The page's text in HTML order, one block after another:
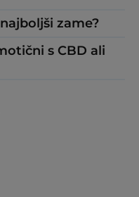
zame?
s CBD ali